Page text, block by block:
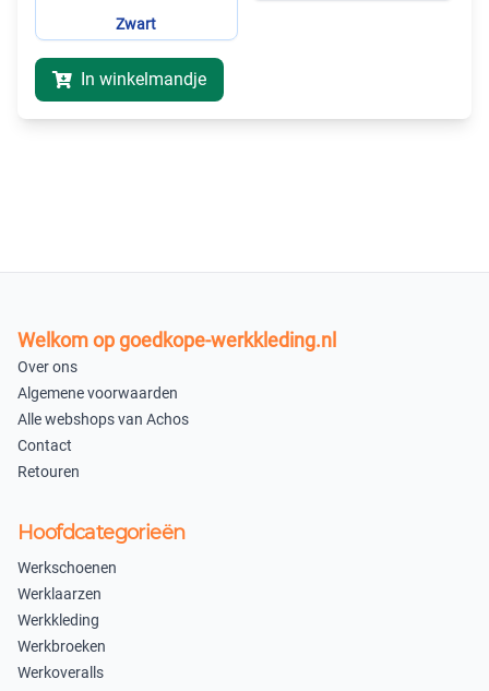
Zwart
In winkelmandje
Welkom op goedkope-werkkleding.nl
Over ons
Algemene voorwaarden
Alle webshops van Achos
Contact
Retouren
Hoofdcategorieën
Werkschoenen
Werklaarzen
Werkkleding
Werkbroeken
Werkoveralls